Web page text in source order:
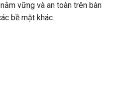
vững và an toàn trên bàn
bề mặt khác.